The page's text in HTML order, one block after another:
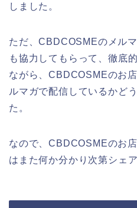
しました。
ただ、CBDCOSMEのメル
も協力してもらって、徹底
ながら、CBDCOSMEのお
ルマガで配信しているかど
た。
なので、CBDCOSMEのお
はまた何か分かり次第シェ